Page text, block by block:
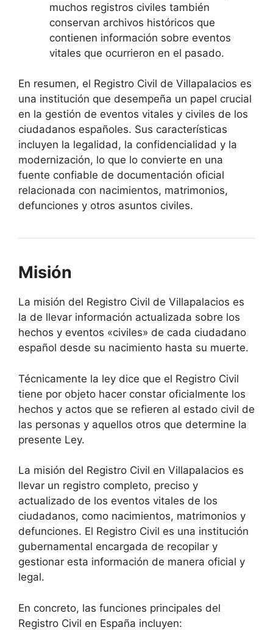
muchos registros civiles también
conservan archivos históricos que
contienen información sobre eventos
vitales que ocurrieron en el pasado.
En resumen, el Registro Civil de Villapalacios es
una institución que desempeña un papel crucial
en la gestión de eventos vitales y civiles de los
ciudadanos españoles. Sus características
incluyen la legalidad, la confidencialidad y la
modernización, lo que lo convierte en una
fuente confiable de documentación oficial
relacionada con nacimientos, matrimonios,
defunciones y otros asuntos civiles.
Misión
La misión del Registro Civil de Villapalacios es
la de llevar información actualizada sobre los
hechos y eventos «civiles» de cada ciudadano
español desde su nacimiento hasta su muerte.
Técnicamente la ley dice que el Registro Civil
tiene por objeto hacer constar oficialmente los
hechos y actos que se refieren al estado civil de
las personas y aquellos otros que determine la
presente Ley.
La misión del Registro Civil en Villapalacios es
llevar un registro completo, preciso y
actualizado de los eventos vitales de los
ciudadanos, como nacimientos, matrimonios y
defunciones. El Registro Civil es una institución
gubernamental encargada de recopilar y
gestionar esta información de manera oficial y
legal.
En concreto, las funciones principales del
Registro Civil en España incluyen: